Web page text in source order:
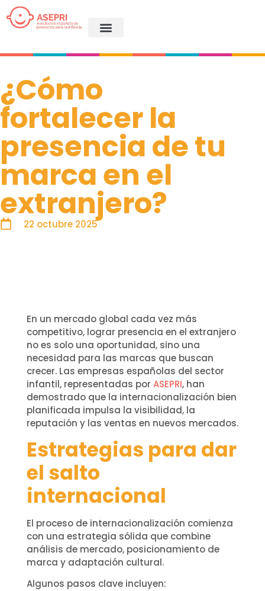
¿Cómo
fortalecer la
presencia de tu
marca en el
extranjero?
22 octubre 2025
En un mercado global cada vez más
competitivo, lograr presencia en el extranjero
no es solo una oportunidad, sino una
necesidad para las marcas que buscan
crecer. Las empresas españolas del sector
infantil, representadas por ASEPRI, han
demostrado que la internacionalización bien
planificada impulsa la visibilidad, la
reputación y las ventas en nuevos mercados.
Estrategias para dar
el salto
internacional
El proceso de internacionalización comienza
con una estrategia sólida que combine
análisis de mercado, posicionamiento de
marca y adaptación cultural.
Algunos pasos clave incluyen: